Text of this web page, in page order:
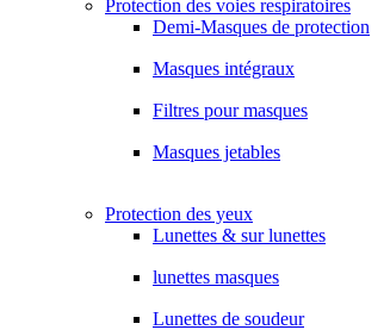
Protection des voies respiratoires
Demi-Masques de protection
Masques intégraux
Filtres pour masques
Masques jetables
Protection des yeux
Lunettes & sur lunettes
lunettes masques
Lunettes de soudeur